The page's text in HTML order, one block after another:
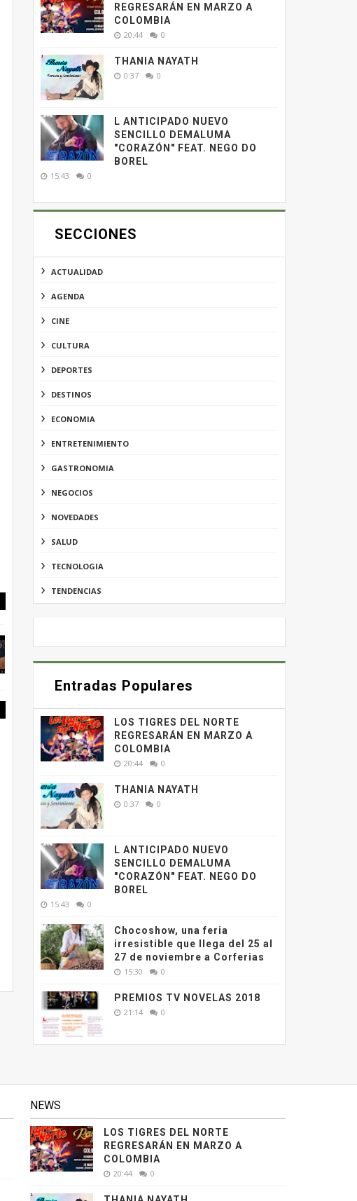
REGRESARÁN EN MARZO A
COLOMBIA
20:44 0
THANIA NAYATH
0:37 0
L ANTICIPADO NUEVO
SENCILLO DEMALUMA
"CORAZÓN" FEAT. NEGO DO
BOREL
15:43 0
SECCIONES
ACTUALIDAD
AGENDA
CINE
CULTURA
DEPORTES
DESTINOS
ECONOMIA
ENTRETENIMIENTO
GASTRONOMIA
NEGOCIOS
NOVEDADES
SALUD
TECNOLOGIA
TENDENCIAS
Entradas Populares
LOS TIGRES DEL NORTE
REGRESARÁN EN MARZO A
COLOMBIA
20:44 0
THANIA NAYATH
0:37 0
L ANTICIPADO NUEVO
SENCILLO DEMALUMA
"CORAZÓN" FEAT. NEGO DO
BOREL
15:43 0
Chocoshow, una feria
irresistible que llega del 25 al
27 de noviembre a Corferias
15:30 0
PREMIOS TV NOVELAS 2018
21:14 0
NEWS
LOS TIGRES DEL NORTE
REGRESARÁN EN MARZO A
COLOMBIA
20:44 0